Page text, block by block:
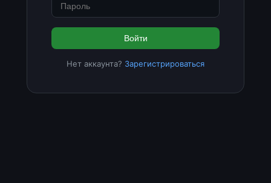
Войти
Нет аккаунта? Зарегистрироваться